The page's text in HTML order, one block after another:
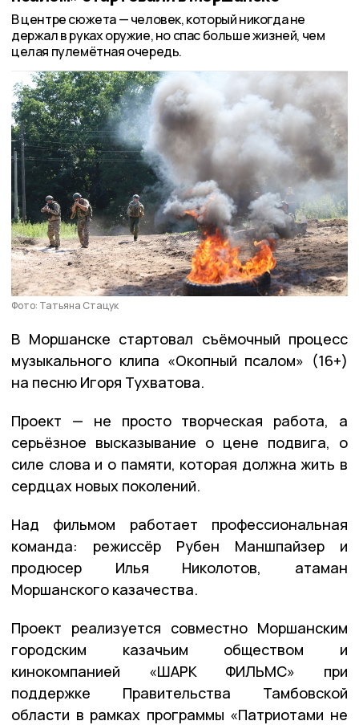
В центре сюжета — человек, который никогда не
держал в руках оружие, но спас больше жизней, чем
целая пулемётная очередь.
Фото: Татьяна Стацук
В Моршанске стартовал съёмочный процесс
музыкального клипа «Окопный псалом» (16+)
на песню Игоря Тухватова.
Проект — не просто творческая работа, а
серьёзное высказывание о цене подвига, о
силе слова и о памяти, которая должна жить в
сердцах новых поколений.
Над фильмом работает профессиональная
команда: режиссёр Рубен Маншпайзер и
продюсер Илья Николотов, атаман
Моршанского казачества.
Проект реализуется совместно Моршанским
городским казачьим обществом и
кинокомпанией «ШАРК ФИЛЬМС» при
поддержке Правительства Тамбовской
области в рамках программы «Патриотами не